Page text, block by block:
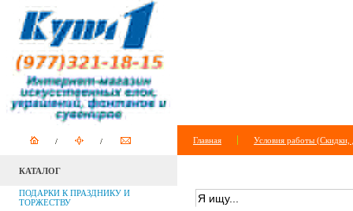
Главная Условия работы (Скидки,
КАТАЛОГ
ПОДАРКИ К ПРАЗДНИКУ И
ТОРЖЕСТВУ